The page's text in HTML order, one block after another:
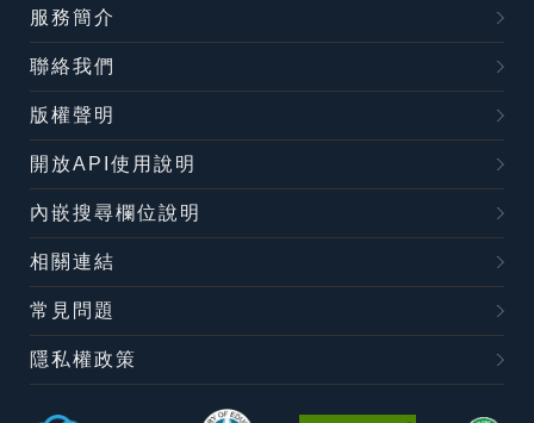
服務簡介
聯絡我們
版權聲明
開放API使用說明
內嵌搜尋欄位說明
相關連結
常見問題
隱私權政策